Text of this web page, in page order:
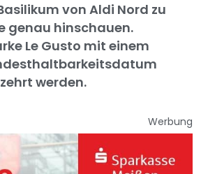
von Aldi Nord zu
genau hinschauen.
Le Gusto mit einem
werden.
Werbung